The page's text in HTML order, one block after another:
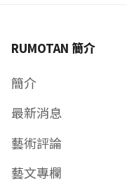
RUMOTAN 簡介
簡介
最新消息
藝術評論
藝文專欄